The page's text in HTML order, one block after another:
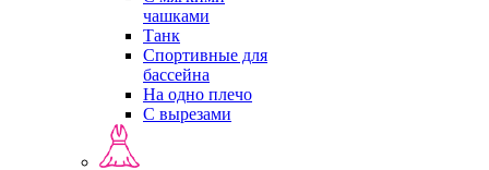
чашками
Танк
Спортивные для
бассейна
На одно плечо
С вырезами